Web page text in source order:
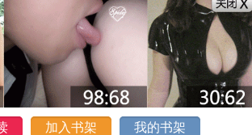
加入书架 我的书架